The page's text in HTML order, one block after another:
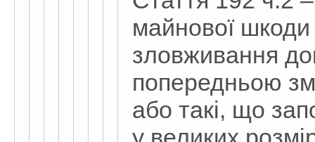
майнової
зловживання
попередньою
або такі, що